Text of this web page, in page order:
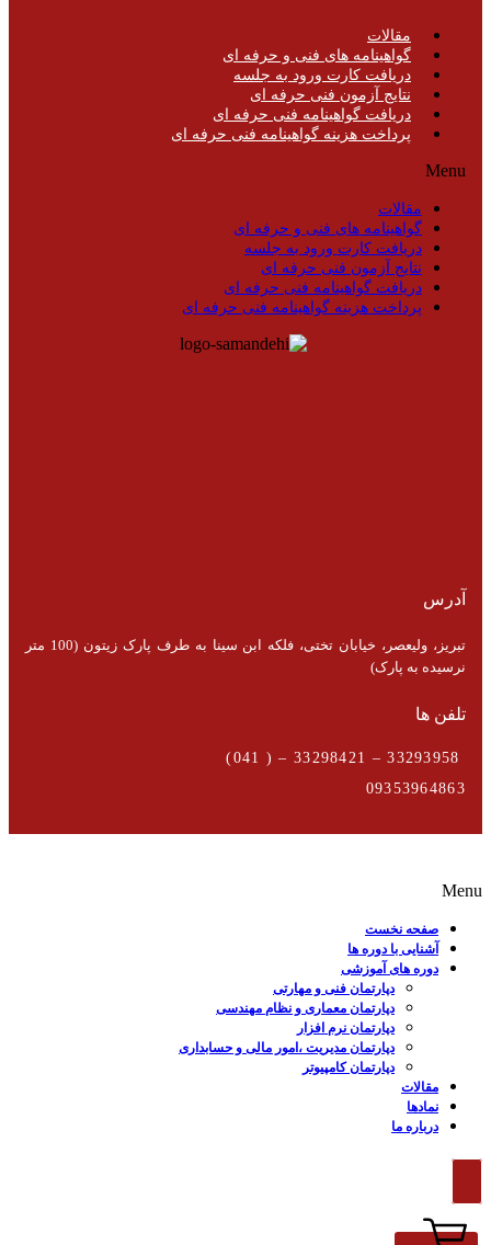
مقالات
گواهینامه های فنی و حرفه ای
دریافت کارت ورود به جلسه
نتایج آزمون فنی حرفه ای
دریافت گواهینامه فنی حرفه ای
پرداخت هزینه گواهینامه فنی حرفه ای
Menu
مقالات
گواهینامه های فنی و حرفه ای
دریافت کارت ورود به جلسه
نتایج آزمون فنی حرفه ای
دریافت گواهینامه فنی حرفه ای
پرداخت هزینه گواهینامه فنی حرفه ای
آدرس
تبریز، ولیعصر، خیابان تختی، فلکه ابن سینا به طرف پارک زیتون (100 متر
نرسیده به پارک)
تلفن ها
09353964863
Menu
صفحه نخست
آشنایی با دوره ها
دوره های آموزشی
دپارتمان فنی و مهارتی
دپارتمان معماری و نظام مهندسی
دپارتمان نرم افزار
دپارتمان مدیریت ،امور مالی و حسابداری
دپارتمان کامپیوتر
مقالات
نمادها
درباره ما